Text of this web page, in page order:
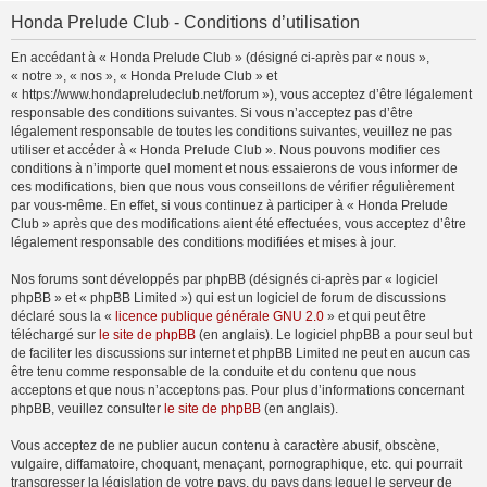
Honda Prelude Club - Conditions d’utilisation
En accédant à « Honda Prelude Club » (désigné ci-après par « nous »,
« notre », « nos », « Honda Prelude Club » et
« https://www.hondapreludeclub.net/forum »), vous acceptez d’être légalement
responsable des conditions suivantes. Si vous n’acceptez pas d’être
légalement responsable de toutes les conditions suivantes, veuillez ne pas
utiliser et accéder à « Honda Prelude Club ». Nous pouvons modifier ces
conditions à n’importe quel moment et nous essaierons de vous informer de
ces modifications, bien que nous vous conseillons de vérifier régulièrement
par vous-même. En effet, si vous continuez à participer à « Honda Prelude
Club » après que des modifications aient été effectuées, vous acceptez d’être
légalement responsable des conditions modifiées et mises à jour.
Nos forums sont développés par phpBB (désignés ci-après par « logiciel
phpBB » et « phpBB Limited ») qui est un logiciel de forum de discussions
déclaré sous la « licence publique générale GNU 2.0 » et qui peut être
téléchargé sur le site de phpBB (en anglais). Le logiciel phpBB a pour seul but
de faciliter les discussions sur internet et phpBB Limited ne peut en aucun cas
être tenu comme responsable de la conduite et du contenu que nous
acceptons et que nous n’acceptons pas. Pour plus d’informations concernant
phpBB, veuillez consulter le site de phpBB (en anglais).
Vous acceptez de ne publier aucun contenu à caractère abusif, obscène,
vulgaire, diffamatoire, choquant, menaçant, pornographique, etc. qui pourrait
transgresser la législation de votre pays, du pays dans lequel le serveur de